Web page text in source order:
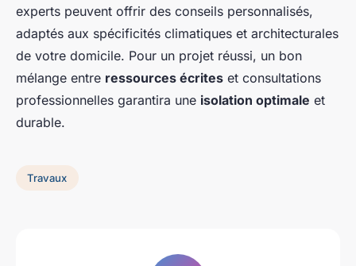
experts peuvent offrir des conseils personnalisés,
adaptés aux spécificités climatiques et architecturales
de votre domicile. Pour un projet réussi, un bon
mélange entre ressources écrites et consultations
professionnelles garantira une isolation optimale et
durable.
Travaux